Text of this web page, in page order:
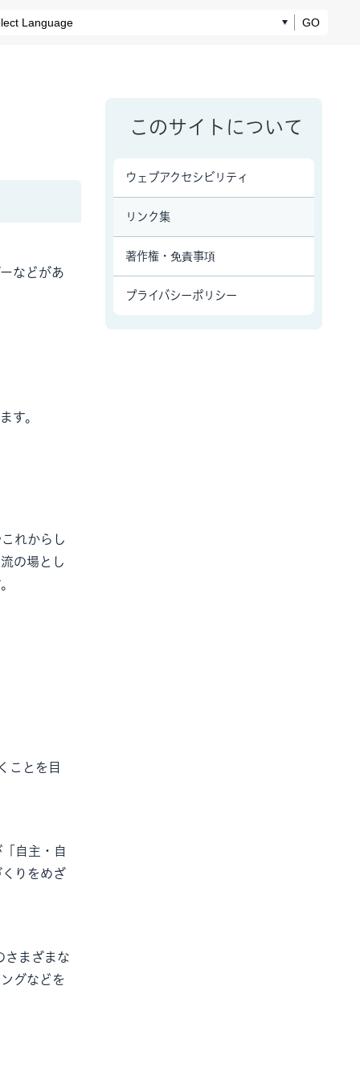
GO
などがあ
す。
れからし
の場とし
ことを目
自主・自
りをめざ
さまざまな
グなどを
このサイトについて
ウェブアクセシビリティ
リンク集
著作権・免責事項
プライバシーポリシー